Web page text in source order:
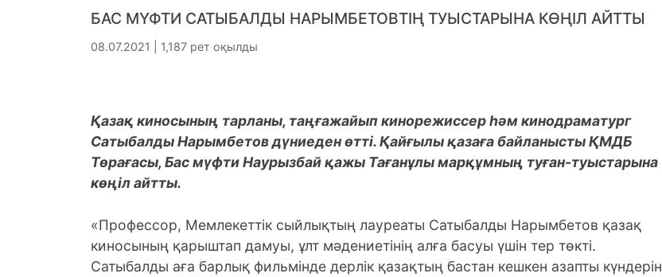
БАС МҮФТИ САТЫБАЛДЫ НАРЫМБЕТОВТІҢ ТУЫСТАРЫНА КӨҢІЛ АЙТТЫ
08.07.2021 | 1,187 рет оқылды
Қазақ киносының тарланы, таңғажайып кинорежиссер һәм кинодраматург
Сатыбалды Нарымбетов дүниеден өтті. Қайғылы қазаға байланысты ҚМДБ
Төрағасы, Бас мүфти Наурызбай қажы Тағанұлы марқұмның туған-туыстарына
көңіл айтты.
«Профессор, Мемлекеттік сыйлықтың лауреаты Сатыбалды Нарымбетов қазақ
киносының қарыштап дамуы, ұлт мәдениетінің алға басуы үшін тер төкті.
Сатыбалды аға барлық фильмінде дерлік қазақтың бастан кешкен азапты күндерін